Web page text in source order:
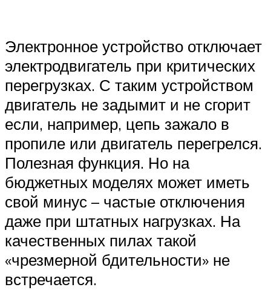
Электронное устройство отключает
электродвигатель при критических
перегрузках. С таким устройством
двигатель не задымит и не сгорит
если, например, цепь зажало в
пропиле или двигатель перегрелся.
Полезная функция. Но на
бюджетных моделях может иметь
свой минус – частые отключения
даже при штатных нагрузках. На
качественных пилах такой
«чрезмерной бдительности» не
встречается.